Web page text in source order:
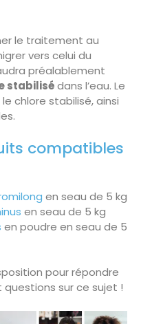
le traitement au
vers celui du
préalablement
stabilisédans l’eau. Le
chlore stabilisé, ainsi
compatibles
en seau de 5 kg
en seau de 5 kg
en poudre en seau de 5
pour répondre
sur ce sujet !